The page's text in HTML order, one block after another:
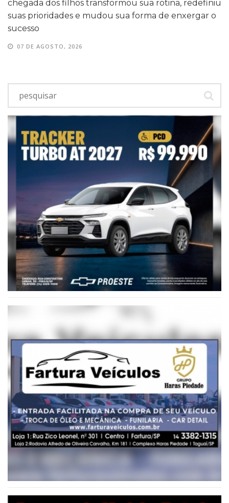
chegada dos filhos transformou sua rotina, redefiniu
suas prioridades e mudou sua forma de enxergar o
sucesso
07 DE AGOSTO, 2026